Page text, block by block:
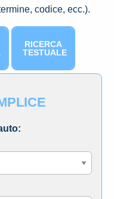
codice, ecc.).
RICERCA
TESTUALE